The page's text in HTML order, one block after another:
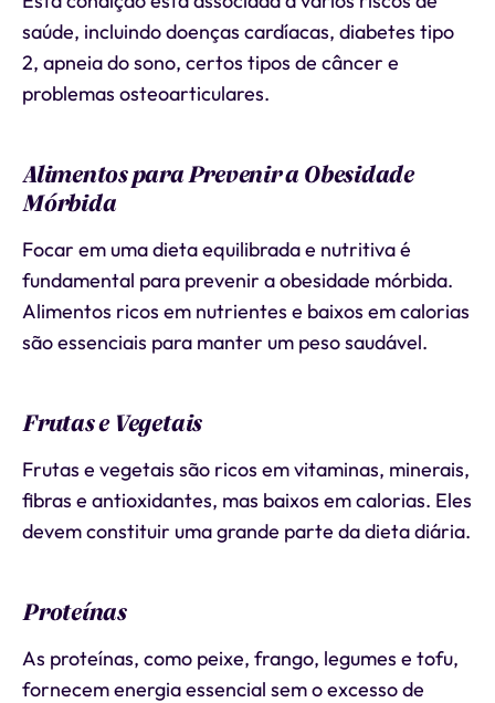
saúde, incluindo doenças cardíacas, diabetes tipo
2, apneia do sono, certos tipos de câncer e
problemas osteoarticulares.
Alimentos para Prevenir a Obesidade
Mórbida
Focar em uma dieta equilibrada e nutritiva é
fundamental para prevenir a obesidade mórbida.
Alimentos ricos em nutrientes e baixos em calorias
são essenciais para manter um peso saudável.
Frutas e Vegetais
Frutas e vegetais são ricos em vitaminas, minerais,
fibras e antioxidantes, mas baixos em calorias. Eles
devem constituir uma grande parte da dieta diária.
Proteínas
As proteínas, como peixe, frango, legumes e tofu,
fornecem energia essencial sem o excesso de